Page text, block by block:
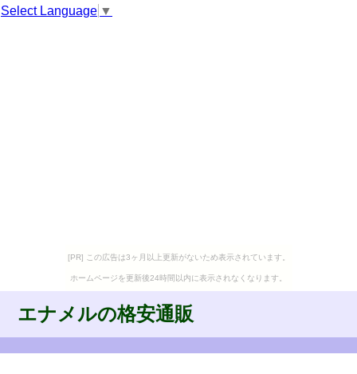
Select Language ▼
[PR] この広告は3ヶ月以上更新がないため表示されています。
ホームページを更新後24時間以内に表示されなくなります。
エナメルの格安通販